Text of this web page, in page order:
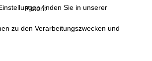
finden Sie in unserer
zu den Verarbeitungszwecken und
Pisten: